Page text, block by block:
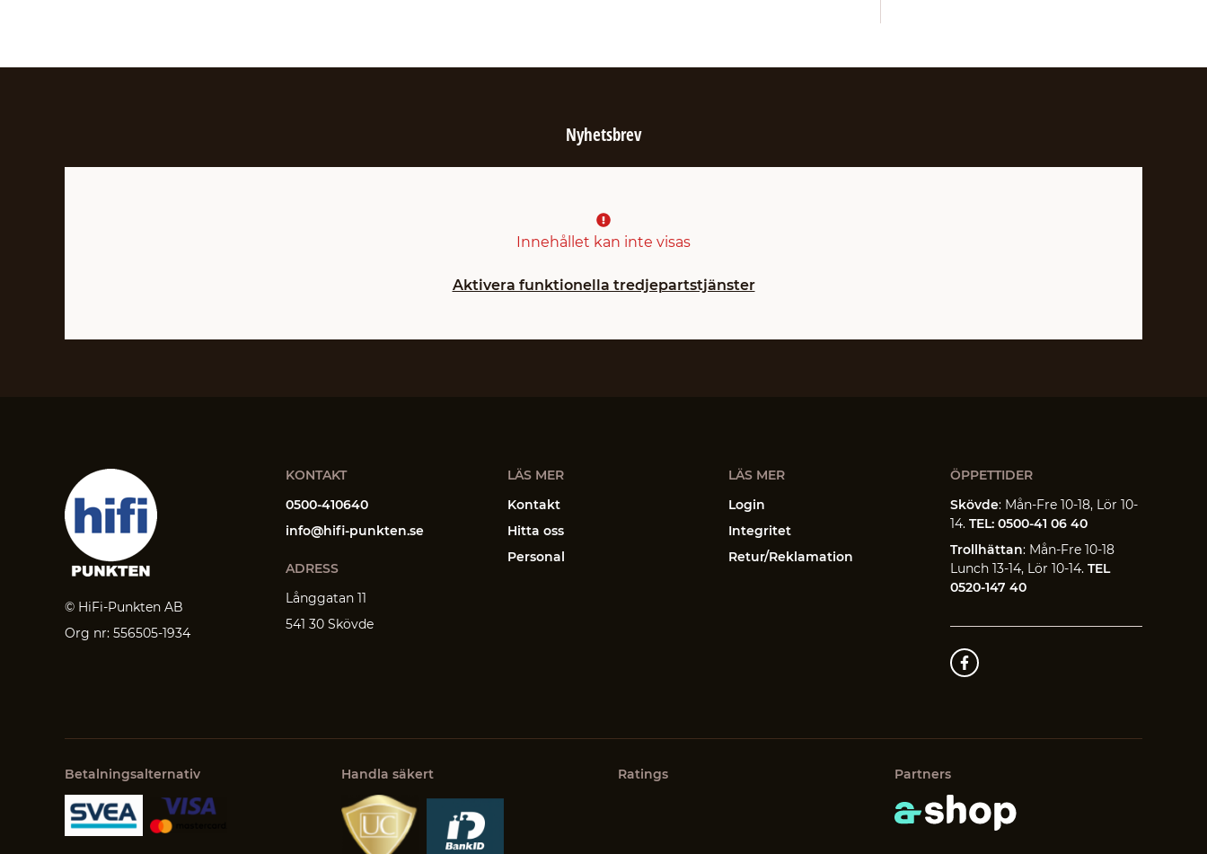
Nyhetsbrev
Innehållet kan inte visas
Aktivera funktionella tredjepartstjänster
© HiFi-Punkten AB
Org nr: 556505-1934
KONTAKT
0500-410640
info@hifi-punkten.se
ADRESS
Långgatan 11
541 30 Skövde
LÄS MER
Kontakt
Hitta oss
Personal
LÄS MER
Login
Integritet
Retur/Reklamation
ÖPPETTIDER
Skövde: Mån-Fre 10-18, Lör 10-
14.TEL: 0500-41 06 40
Trollhättan: Mån-Fre 10-18
Lunch 13-14, Lör 10-14.TEL
0520-147 40
Betalningsalternativ Handla säkert Ratings Partners